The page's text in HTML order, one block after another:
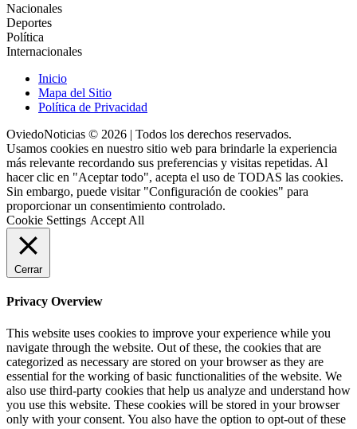
Nacionales
Deportes
Política
Internacionales
Inicio
Mapa del Sitio
Política de Privacidad
OviedoNoticias © 2026 | Todos los derechos reservados.
Usamos cookies en nuestro sitio web para brindarle la experiencia
más relevante recordando sus preferencias y visitas repetidas. Al
hacer clic en "Aceptar todo", acepta el uso de TODAS las cookies.
Sin embargo, puede visitar "Configuración de cookies" para
proporcionar un consentimiento controlado.
Cookie Settings Accept All
Cerrar
Privacy Overview
This website uses cookies to improve your experience while you
navigate through the website. Out of these, the cookies that are
categorized as necessary are stored on your browser as they are
essential for the working of basic functionalities of the website. We
also use third-party cookies that help us analyze and understand how
you use this website. These cookies will be stored in your browser
only with your consent. You also have the option to opt-out of these